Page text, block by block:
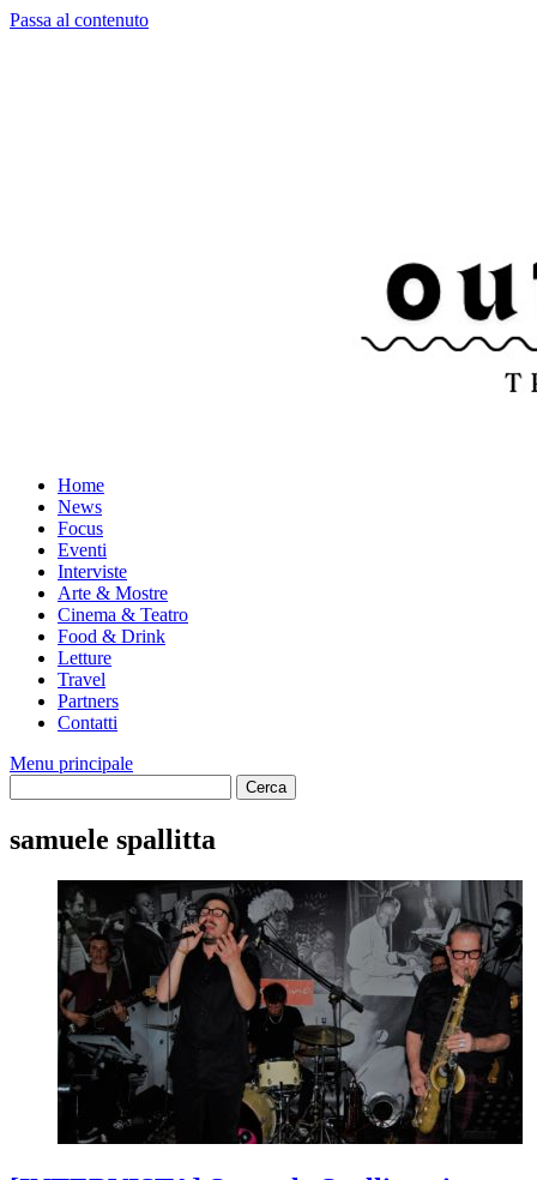
Passa al contenuto
Home
News
Focus
Eventi
Interviste
Arte & Mostre
Cinema & Teatro
Food & Drink
Letture
Travel
Partners
Contatti
Menu principale
samuele spallitta